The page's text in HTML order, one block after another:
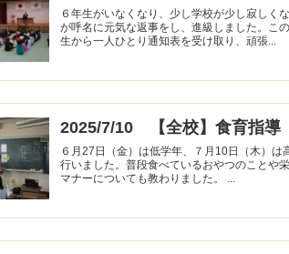
６年生がいなくなり、少し学校が少し寂しく
が呼名に元気な返事をし、進級しました。こ
生から一人ひとり通知表を受け取り、頑張...
2025/7/10 【全校】食育指導
６月27日（金）は低学年、７月10日（木）
行いました。普段食べているおやつのことや